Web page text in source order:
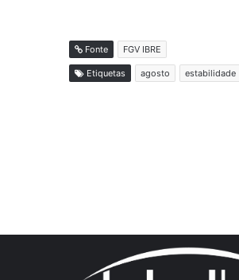
Fonte FGV IBRE
Etiquetas agosto estabilidade